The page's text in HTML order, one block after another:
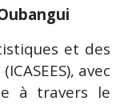
et des
avec
à travers le